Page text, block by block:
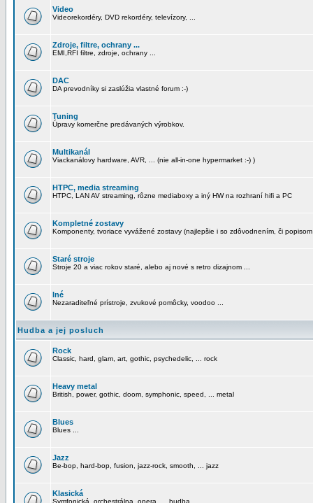
Video
Videorekordéry, DVD rekordéry, televízory, ...
Zdroje, filtre, ochrany ...
EMI,RFI filtre, zdroje, ochrany ...
DAC
DA prevodníky si zaslúžia vlastné forum :-)
Tuning
Úpravy komerčne predávaných výrobkov.
Multikanál
Viackanálovy hardware, AVR, ... (nie all-in-one hypermarket :-) )
HTPC, media streaming
HTPC, LAN AV streaming, rôzne mediaboxy a iný HW na rozhraní hifi a PC
Kompletné zostavy
Komponenty, tvoriace vyvážené zostavy (najlepšie i so zdôvodnením, či
Staré stroje
Stroje 20 a viac rokov staré, alebo aj nové s retro dizajnom ...
Iné
Nezaraditeľné prístroje, zvukové pomôcky, voodoo ...
Hudba a jej posluch
Rock
Classic, hard, glam, art, gothic, psychedelic, ... rock
Heavy metal
British, power, gothic, doom, symphonic, speed, ... metal
Blues
Blues ...
Jazz
Be-bop, hard-bop, fusion, jazz-rock, smooth, ... jazz
Klasická
Symfonická, orchestrálna, opera, ... hudba